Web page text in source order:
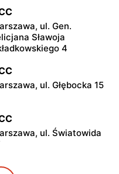
ul. Gen.
Sławoja
4
ul. Głębocka 15
ul. Światowida